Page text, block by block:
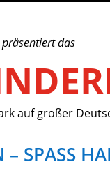
präsentiert das
auf großer
– SPASS